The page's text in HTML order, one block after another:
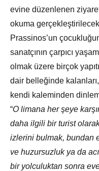
evine düzenlenen
okuma
Prassinos’un
sanatçının çarpıcı
olmak üzere birçok
dair belleğinde
kendi kaleminden
“O limana her şeye
daha ilgili bir turist
izlerini bulmak, bundan
ve huzursuzluk ya da
bir yolculuktan sonra